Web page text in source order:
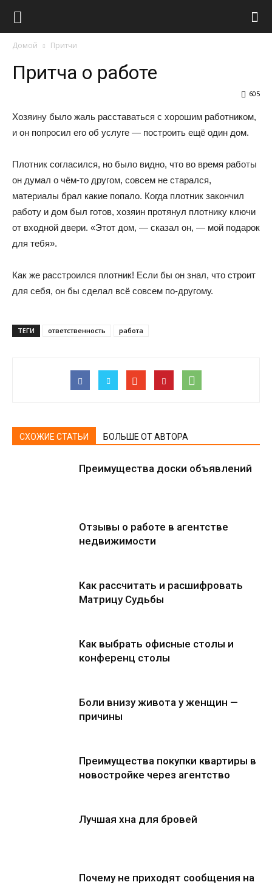
Домой Притчи
Притча о работе
605
Хозяину было жаль расставаться с хорошим работником,
и он попросил его об услуге — построить ещё один дом.
Плотник согласился, но было видно, что во время работы
он думал о чём-то другом, совсем не старался,
материалы брал какие попало. Когда плотник закончил
работу и дом был готов, хозяин протянул плотнику ключи
от входной двери. «Этот дом, — сказал он, — мой подарок
для тебя».
Как же расстроился плотник! Если бы он знал, что строит
для себя, он бы сделал всё совсем по-другому.
ТЕГИ ответственность работа
СХОЖИЕ СТАТЬИ БОЛЬШЕ ОТ АВТОРА
Преимущества доски объявлений
Отзывы о работе в агентстве
недвижимости
Как рассчитать и расшифровать
Матрицу Судьбы
Как выбрать офисные столы и
конференц столы
Боли внизу живота у женщин —
причины
Преимущества покупки квартиры в
новостройке через агентство
Лучшая хна для бровей
Почему не приходят сообщения на